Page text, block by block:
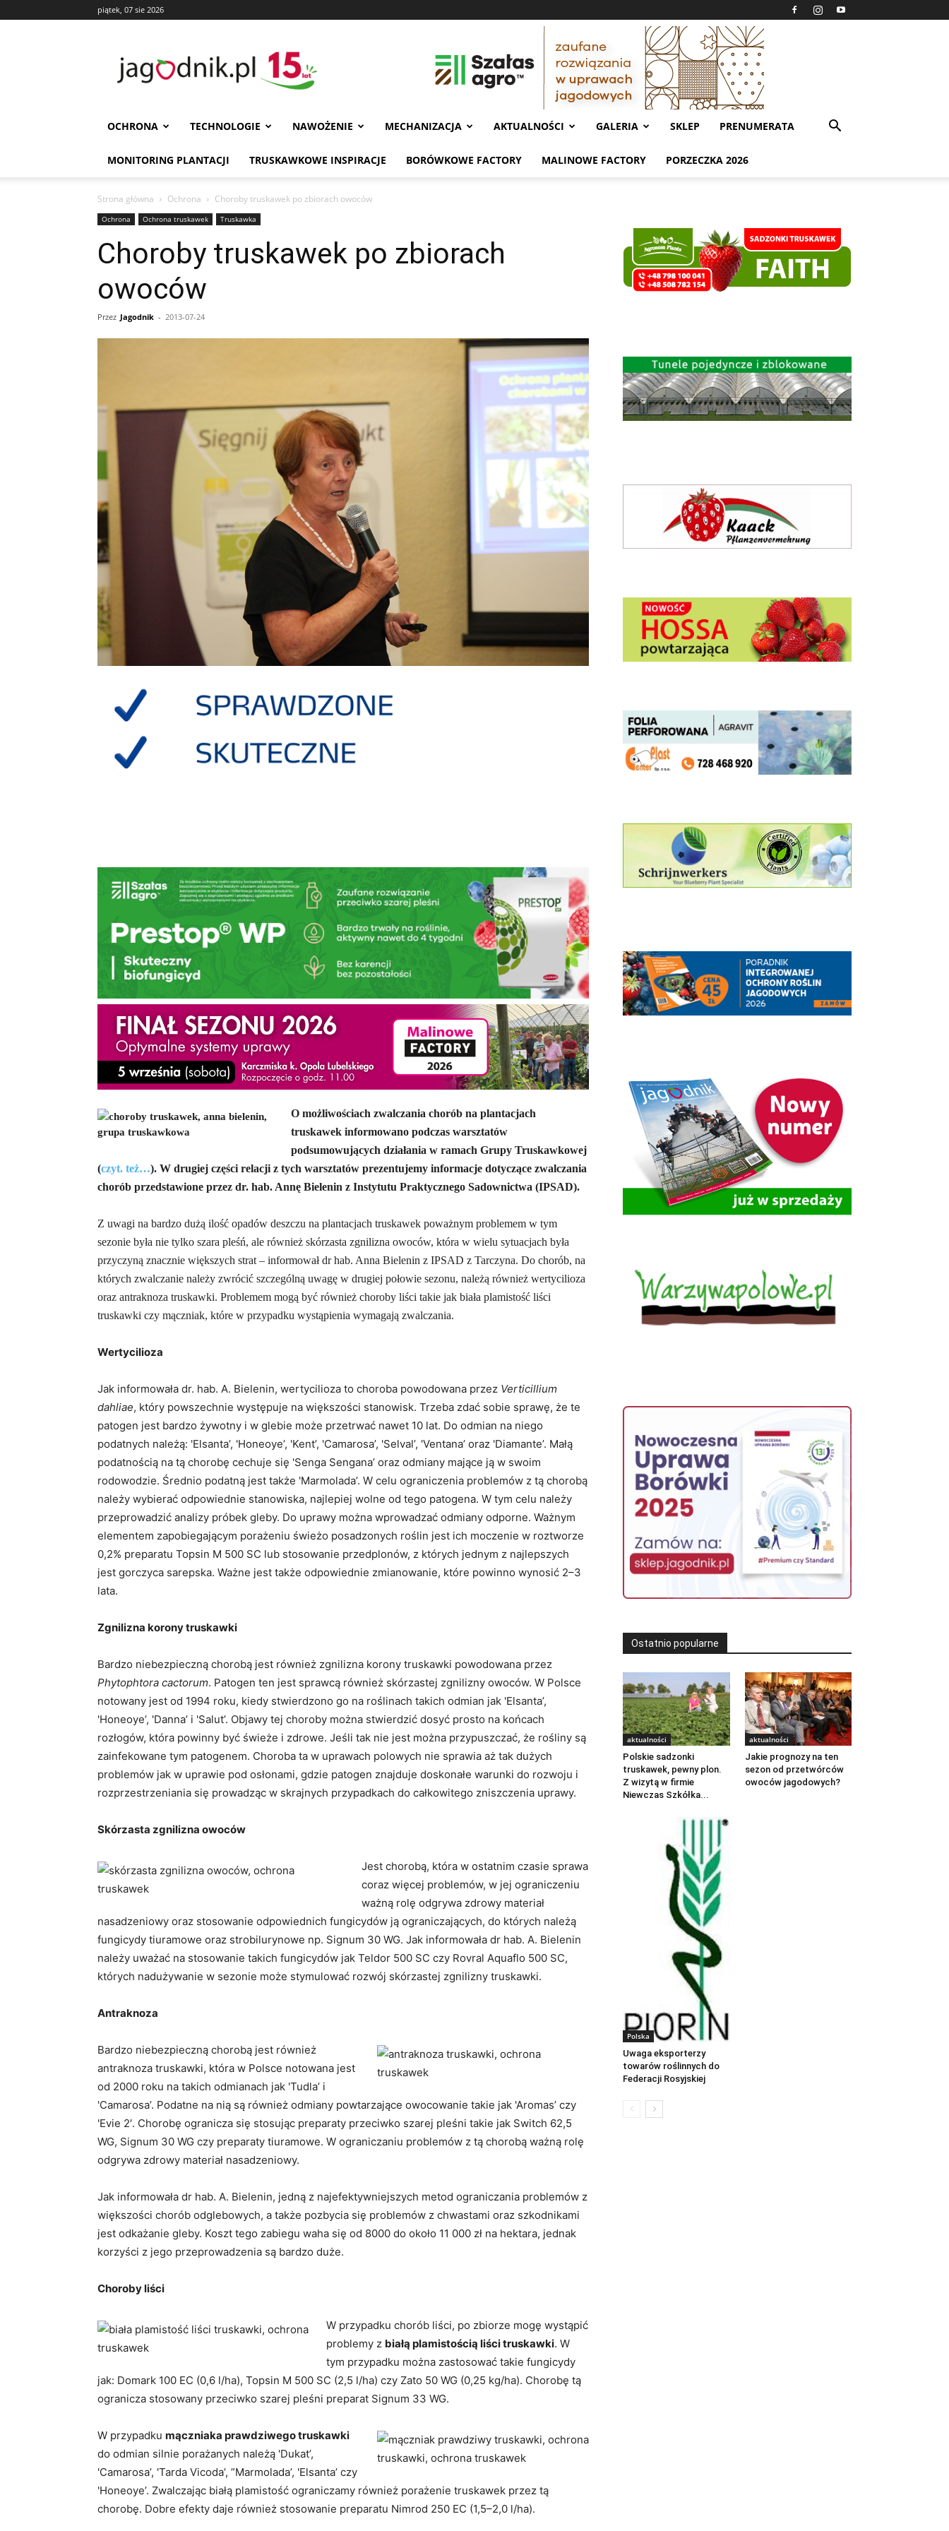
piątek, 07 sie 2026
OCHRONA TECHNOLOGIE NAWOŻENIE MECHANIZACJA AKTUALNOŚCI GALERIA SKLEP PRENUMERATA
MONITORING PLANTACJI TRUSKAWKOWE INSPIRACJE BORÓWKOWE FACTORY MALINOWE FACTORY PORZECZKA 2026
Strona główna Ochrona Choroby truskawek po zbiorach owoców
Ochrona Ochrona truskawek Truskawka
Choroby truskawek po zbiorach
owoców
Przez Jagodnik - 2013-07-24
O możliwościach zwalczania chorób na plantacjach
truskawek informowano podczas warsztatów
podsumowujących działania w ramach Grupy Truskawkowej
(czyt. też…). W drugiej części relacji z tych warsztatów prezentujemy informacje dotyczące zwalczania
chorób przedstawione przez dr. hab. Annę Bielenin z Instytutu Praktycznego Sadownictwa (IPSAD).
Z uwagi na bardzo dużą ilość opadów deszczu na plantacjach truskawek poważnym problemem w tym
sezonie była nie tylko szara pleśń, ale również skórzasta zgnilizna owoców, która w wielu sytuacjach była
przyczyną znacznie większych strat – informował dr hab. Anna Bielenin z IPSAD z Tarczyna. Do chorób, na
których zwalczanie należy zwrócić szczególną uwagę w drugiej połowie sezonu, należą również wertycilioza
oraz antraknoza truskawki. Problemem mogą być również choroby liści takie jak biała plamistość liści
truskawki czy mączniak, które w przypadku wystąpienia wymagają zwalczania.
Wertycilioza
Jak informowała dr. hab. A. Bielenin, wertycilioza to choroba powodowana przez Verticillium
dahliae, który powszechnie występuje na większości stanowisk. Trzeba zdać sobie sprawę, że te
patogen jest bardzo żywotny i w glebie może przetrwać nawet 10 lat. Do odmian na niego
podatnych należą: 'Elsanta’, 'Honeoye’, 'Kent’, 'Camarosa’, 'Selval’, 'Ventana’ oraz 'Diamante’. Małą
podatnością na tą chorobę cechuje się 'Senga Sengana’ oraz odmiany mające ją w swoim
rodowodzie. Średnio podatną jest także 'Marmolada’. W celu ograniczenia problemów z tą chorobą
należy wybierać odpowiednie stanowiska, najlepiej wolne od tego patogena. W tym celu należy
przeprowadzić analizy próbek gleby. Do uprawy można wprowadzać odmiany odporne. Ważnym
elementem zapobiegającym porażeniu świeżo posadzonych roślin jest ich moczenie w roztworze
0,2% preparatu Topsin M 500 SC lub stosowanie przedplonów, z których jednym z najlepszych
jest gorczyca sarepska. Ważne jest także odpowiednie zmianowanie, które powinno wynosić 2–3
lata.
Zgnilizna korony truskawki
Bardzo niebezpieczną chorobą jest również zgnilizna korony truskawki powodowana przez
Phytophtora cactorum. Patogen ten jest sprawcą również skórzastej zgnilizny owoców. W Polsce
notowany jest od 1994 roku, kiedy stwierdzono go na roślinach takich odmian jak 'Elsanta’,
'Honeoye’, 'Danna’ i 'Salut’. Objawy tej choroby można stwierdzić dosyć prosto na końcach
rozłogów, która powinny być świeże i zdrowe. Jeśli tak nie jest można przypuszczać, że rośliny są
zainfekowane tym patogenem. Choroba ta w uprawach polowych nie sprawia aż tak dużych
problemów jak w uprawie pod osłonami, gdzie patogen znajduje doskonałe warunki do rozwoju i
rozprzestrzeniania się prowadząc w skrajnych przypadkach do całkowitego zniszczenia uprawy.
Skórzasta zgnilizna owoców
Jest chorobą, która w ostatnim czasie sprawa
coraz więcej problemów, w jej ograniczeniu
ważną rolę odgrywa zdrowy materiał
nasadzeniowy oraz stosowanie odpowiednich fungicydów ją ograniczających, do których należą
fungicydy tiuramowe oraz strobilurynowe np. Signum 30 WG. Jak informowała dr hab. A. Bielenin
należy uważać na stosowanie takich fungicydów jak Teldor 500 SC czy Rovral Aquaflo 500 SC,
których nadużywanie w sezonie może stymulować rozwój skórzastej zgnilizny truskawki.
Antraknoza
Bardzo niebezpieczną chorobą jest również
antraknoza truskawki, która w Polsce notowana jest
od 2000 roku na takich odmianach jak 'Tudla’ i
'Camarosa’. Podatne na nią są również odmiany powtarzające owocowanie takie jak 'Aromas’ czy
'Evie 2′. Chorobę ogranicza się stosując preparaty przeciwko szarej pleśni takie jak Switch 62,5
WG, Signum 30 WG czy preparaty tiuramowe. W ograniczaniu problemów z tą chorobą ważną rolę
odgrywa zdrowy materiał nasadzeniowy.
Jak informowała dr hab. A. Bielenin, jedną z najefektywniejszych metod ograniczania problemów z
większości chorób odglebowych, a także pozbycia się problemów z chwastami oraz szkodnikami
jest odkażanie gleby. Koszt tego zabiegu waha się od 8000 do około 11 000 zł na hektara, jednak
korzyści z jego przeprowadzenia są bardzo duże.
Choroby liści
W przypadku chorób liści, po zbiorze mogę wystąpić
problemy z białą plamistością liści truskawki. W
tym przypadku można zastosować takie fungicydy
jak: Domark 100 EC (0,6 l/ha), Topsin M 500 SC (2,5 l/ha) czy Zato 50 WG (0,25 kg/ha). Chorobę tą
ogranicza stosowany przeciwko szarej pleśni preparat Signum 33 WG.
W przypadku mączniaka prawdziwego truskawki
do odmian silnie porażanych należą 'Dukat’,
'Camarosa’, 'Tarda Vicoda’, ”Marmolada’, 'Elsanta’ czy
'Honeoye’. Zwalczając białą plamistość ograniczamy również porażenie truskawek przez tą
chorobę. Dobre efekty daje również stosowanie preparatu Nimrod 250 EC (1,5–2,0 l/ha).
Ostatnio popularne
aktualności
Polskie sadzonki
truskawek, pewny plon.
Z wizytą w firmie
Niewczas Szkółka...
aktualności
Jakie prognozy na ten
sezon od przetwórców
owoców jagodowych?
Polska
Uwaga eksporterzy
towarów roślinnych do
Federacji Rosyjskiej